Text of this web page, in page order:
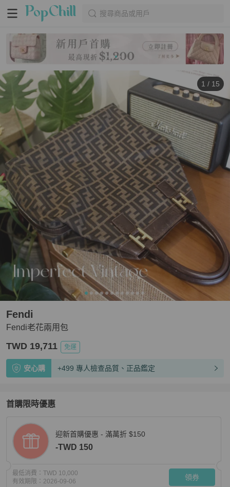
搜尋商品或用戶
1 / 15
Fendi老花兩用包
Fendi
TWD 19,711 免運
安心購 +499 專人檢查品質、正品鑑定
首購限時優惠
迎新首購優惠 - 滿萬折 $150
-TWD 150
最低消費： TWD 10,000
有效期限： 2026-09-06 領券